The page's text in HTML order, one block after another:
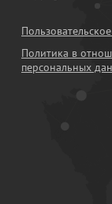
Политика в
персональных